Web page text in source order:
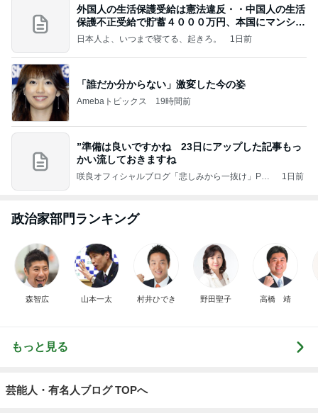
外国人の生活保護受給は憲法違反・・中国人の生活
保護不正受給で貯蓄４０００万円、本国にマンショ
ンを
日本人よ、いつまで寝てる、起きろ。 1日前
「誰だか分からない」激変した今の姿
Amebaトピックス 19時間前
”準備は良いですかね 23日にアップした記事もっ
かい流しておきますね
咲良オフィシャルブログ「悲しみから一抜け」Pow
1日前
政治家部門ランキング
森智広 山本一太 村井ひでき 野田聖子 高橋 靖
もっと見る
芸能人・有名人ブログ TOPへ